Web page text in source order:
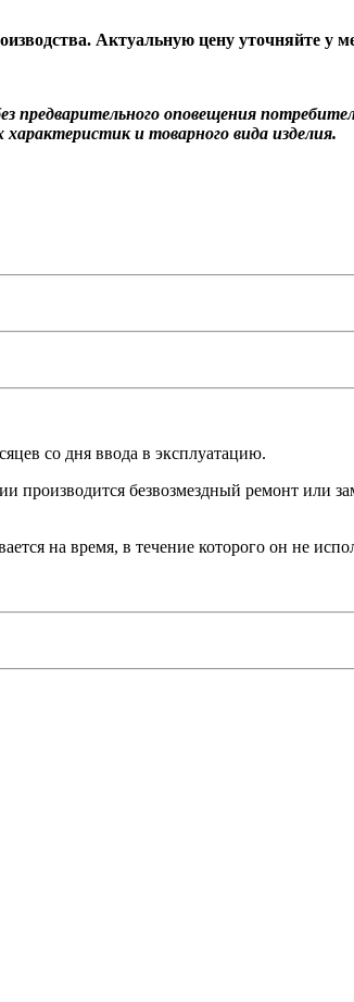
Актуальную цену уточняйте у
предварительного оповещения
и товарного вида изделия.
со дня ввода в эксплуатацию.
производится безвозмездный ремонт или
на время, в течение которого он не